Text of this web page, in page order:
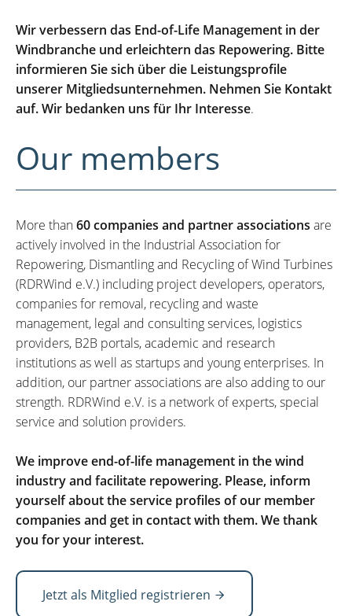
Wir verbessern das End-of-Life Management in der
Windbranche und erleichtern das Repowering. Bitte
informieren Sie sich über die Leistungsprofile
unserer Mitgliedsunternehmen. Nehmen Sie Kontakt
auf. Wir bedanken uns für Ihr Interesse.
Our members
More than60 companies and partner associations are
actively involved in the Industrial Association for
Repowering, Dismantling and Recycling of Wind Turbines
(RDRWind e.V.) including project developers, operators,
companies for removal, recycling and waste
management, legal and consulting services, logistics
providers, B2B portals, academic and research
institutions as well as startups and young enterprises. In
addition, our partner associations are also adding to our
strength. RDRWind e.V. is a network of experts, special
service and solution providers.
We improve end-of-life management in the wind
industry and facilitate repowering. Please, inform
yourself about the service profiles of our member
companies and get in contact with them. We thank
you for your interest.
Jetzt als Mitglied registrieren